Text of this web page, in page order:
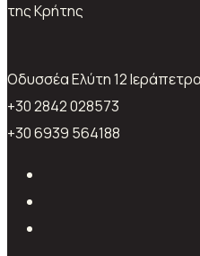
της Κρήτης
Oδυσσέα Ελύτη 12 Ιεράπετρα
+30 2842 028573
+30 6939 564188